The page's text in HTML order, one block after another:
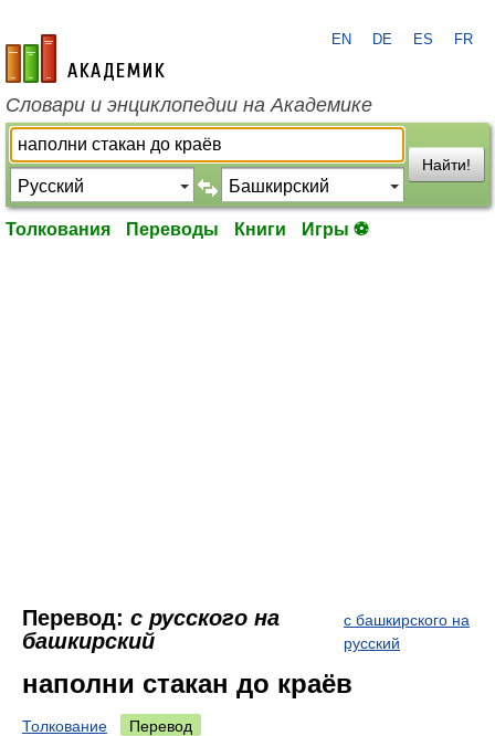
academic.ru
EN DE ES FR
Словари и энциклопедии на Академике
Найти!
Толкования Переводы Книги Игры ⚽
Перевод: с русского на
башкирский
с башкирского на
русский
наполни стакан до краёв
Толкование Перевод